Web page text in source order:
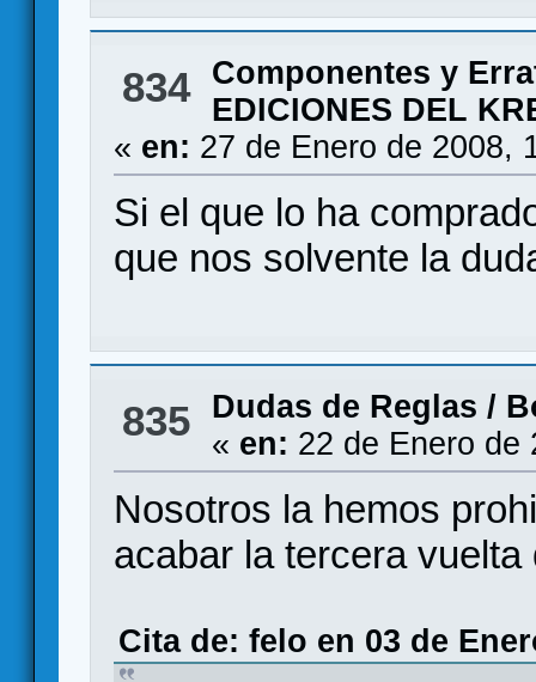
834
Componentes y
EDICIONES DEL
« en: 27 de Enero de 2008,
Si el que lo ha
que nos solvente la
835 Dudas de Reglas /
« en: 22 de Enero
Nosotros la hemos
acabar la tercera
Cita de: felo en 03 de